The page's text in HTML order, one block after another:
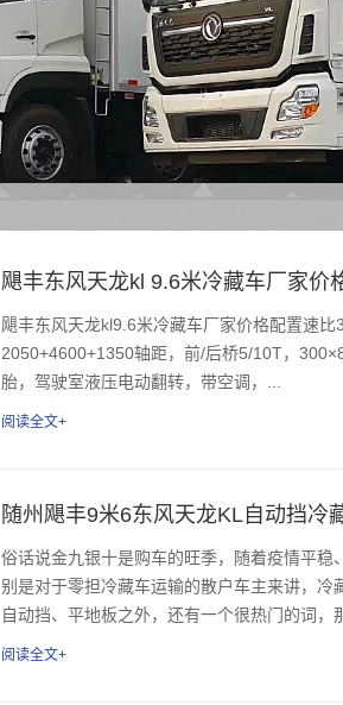
飓丰东风天龙kl 9.6米冷藏车厂家价
飓丰东风天龙kl9.6米冷藏车厂家价格配置速
2050+4600+1350轴距，前/后桥5/10T，
胎，驾驶室液压电动翻转，带空调，...
阅读全文+
随州飓丰9米6东风天龙KL自动挡冷
俗话说金九银十是购车的旺季，随着疫情平
别是对于零担冷藏车运输的散户车主来讲，冷
自动挡、平地板之外，还有一个很热门的词，
阅读全文+